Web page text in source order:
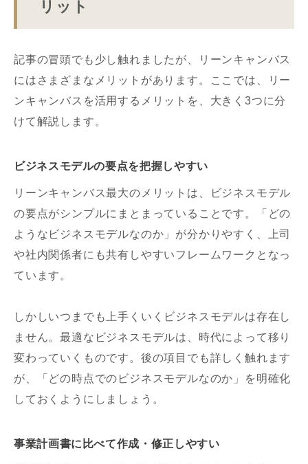
リット
記事の冒頭でも少し触れましたが、リーンキャンバス
にはさまざまなメリットがあります。ここでは、リー
ンキャンバスを活用するメリットを、大きく3つに分
けて解説します。
ビジネスモデルの要点を把握しやすい
リーンキャンバス最大のメリットは、ビジネスモデル
の要点がシンプルにまとまっていることです。「どの
ようなビジネスモデルなのか」が分かりやすく、上司
や社内関係者にも共有しやすいフレームワークとなっ
ています。
しかしいつまでも上手くいくビジネスモデルは存在し
ません。最適なビジネスモデルは、時代によって移り
変わっていくものです。後の項目でも詳しく触れます
が、「どの時点でのビジネスモデルなのか」を明確化
しておくようにしましょう。
事業計画書に比べて作成・修正しやすい